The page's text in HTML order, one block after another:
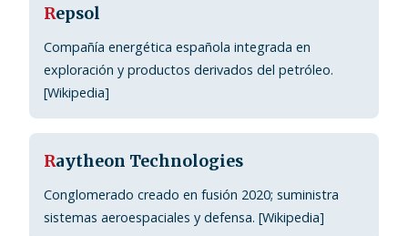
Repsol
Compañía energética española integrada en
exploración y productos derivados del petróleo.
[Wikipedia]
Raytheon Technologies
Conglomerado creado en fusión 2020; suministra
sistemas aeroespaciales y defensa. [Wikipedia]